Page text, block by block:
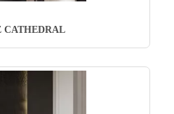
CATHEDRAL